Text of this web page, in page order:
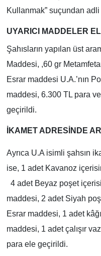
Kullanmak” suçundan adli
UYARICI MADDELER
Şahısların yapılan üst
Maddesi, ,60 gr
Esrar maddesi U.A.’nın
maddesi, 6.300 TL para
geçirildi.
İKAMET ADRESİNDE
Ayrıca U.A isimli şahsın
ise, 1 adet Kavanoz
4 adet Beyaz poşet
maddesi, 2 adet Siyah
Esrar maddesi, 1 adet
maddesi, 1 adet çalışır
para ele geçirildi.